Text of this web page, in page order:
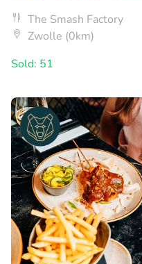
The Smash Factory
Zwolle (0km)
Sold: 51